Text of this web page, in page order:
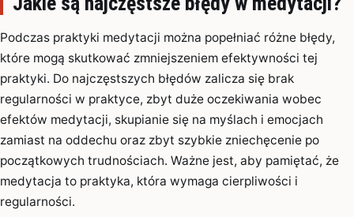
Podczas praktyki medytacji można popełniać różne błędy,
które mogą skutkować zmniejszeniem efektywności tej
praktyki. Do najczęstszych błędów zalicza się brak
regularności w praktyce, zbyt duże oczekiwania wobec
efektów medytacji, skupianie się na myślach i emocjach
zamiast na oddechu oraz zbyt szybkie zniechęcenie po
początkowych trudnościach. Ważne jest, aby pamiętać, że
medytacja to praktyka, która wymaga cierpliwości i
regularności.